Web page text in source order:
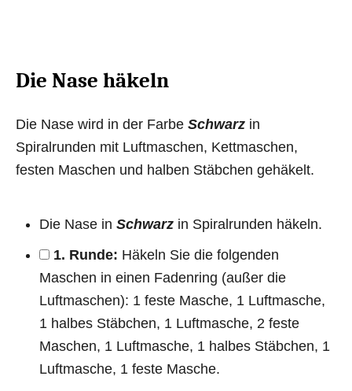
Die Nase häkeln
Die Nase wird in der Farbe Schwarz in
Spiralrunden mit Luftmaschen, Kettmaschen,
festen Maschen und halben Stäbchen gehäkelt.
Die Nase in Schwarz in Spiralrunden häkeln.
1. Runde: Häkeln Sie die folgenden
Maschen in einen Fadenring (außer die
Luftmaschen): 1 feste Masche, 1 Luftmasche,
1 halbes Stäbchen, 1 Luftmasche, 2 feste
Maschen, 1 Luftmasche, 1 halbes Stäbchen, 1
Luftmasche, 1 feste Masche.